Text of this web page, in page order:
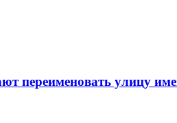
переименовать улицу